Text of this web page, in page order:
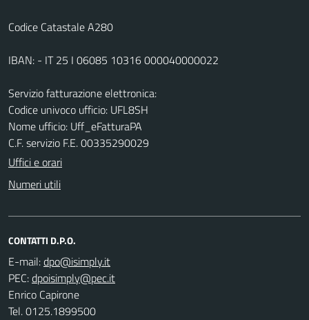
Codice Catastale A280
IBAN: - IT 25 I 06085 10316 000040000022
Servizio fatturazione elettronica:
Codice univoco ufficio: UFL8SH
Nome ufficio: Uff_eFatturaPA
C.F. servizio F.E. 00335290029
Uffici e orari
Numeri utili
CONTATTI D.P.O.
E-mail:
PEC:
Enrico Capirone
Tel. 0125.1899500